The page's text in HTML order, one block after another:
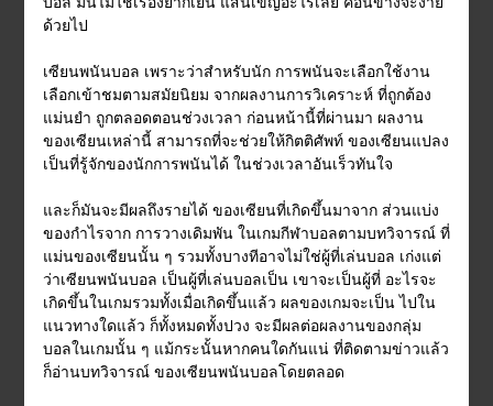
ด้วยไป
เซียนพนันบอล เพราะว่าสำหรับนัก การพนันจะเลือกใช้งาน
เลือกเข้าชมตามสมัยนิยม จากผลงานการวิเคราะห์ ที่ถูกต้อง
แม่นยำ ถูกตลอดตอนช่วงเวลา ก่อนหน้านี้ที่ผ่านมา ผลงาน
ของเซียนเหล่านี้ สามารถที่จะช่วยให้กิตติศัพท์ ของเซียนแปลง
เป็นที่รู้จักของนักการพนันได้ ในช่วงเวลาอันเร็วทันใจ
และก็มันจะมีผลถึงรายได้ ของเซียนที่เกิดขึ้นมาจาก ส่วนแบ่ง
ของกำไรจาก การวางเดิมพัน ในเกมกีฬาบอลตามบทวิจารณ์ ที่
แม่นของเซียนนั้น ๆ รวมทั้งบางทีอาจไม่ใช่ผู้ที่เล่นบอล เก่งแต่
ว่าเซียนพนันบอล เป็นผู้ที่เล่นบอลเป็น เขาจะเป็นผู้ที่ อะไรจะ
เกิดขึ้นในเกมรวมทั้งเมื่อเกิดขึ้นแล้ว ผลของเกมจะเป็น ไปใน
แนวทางใดแล้ว ก็ทั้งหมดทั้งปวง จะมีผลต่อผลงานของกลุ่ม
บอลในเกมนั้น ๆ แม้กระนั้นหากคนใดกันแน่ ที่ติดตามข่าวแล้ว
ก็อ่านบทวิจารณ์ ของเซียนพนันบอลโดยตลอด